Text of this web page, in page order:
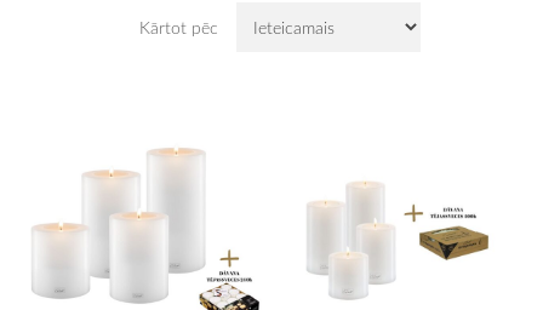
Kārtot pēc